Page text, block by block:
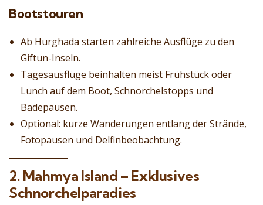
Bootstouren
Ab Hurghada starten zahlreiche Ausflüge zu den
Giftun-Inseln.
Tagesausflüge beinhalten meist Frühstück oder
Lunch auf dem Boot, Schnorchelstopps und
Badepausen.
Optional: kurze Wanderungen entlang der Strände,
Fotopausen und Delfinbeobachtung.
2. Mahmya Island – Exklusives
Schnorchelparadies